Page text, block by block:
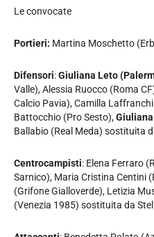
Le convocate
Portieri: Martina Moschetto
Difensori:Giuliana Leto
Valle), Alessia Ruocco (Roma
Calcio Pavia), Camilla
Battocchio (Pro Sesto),
Ballabio (Real Meda) sostituita
Centrocampisti: Elena Ferraro
Sarnico), Maria Cristina Centini
(Grifone Gialloverde), Letizia
(Venezia 1985) sostituita da